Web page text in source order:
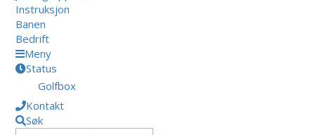
Instruksjon
Banen
Bedrift
Meny
Status
Golfbox
Kontakt
Søk